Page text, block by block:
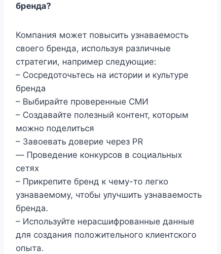
бренда?
Компания может повысить узнаваемость
своего бренда, используя различные
стратегии, например следующие:
– Сосредоточьтесь на истории и культуре
бренда
– Выбирайте проверенные СМИ
– Создавайте полезный контент, которым
можно поделиться
– Завоевать доверие через PR
— Проведение конкурсов в социальных
сетях
– Прикрепите бренд к чему-то легко
узнаваемому, чтобы улучшить узнаваемость
бренда.
– Используйте нерасшифрованные данные
для создания положительного клиентского
опыта.